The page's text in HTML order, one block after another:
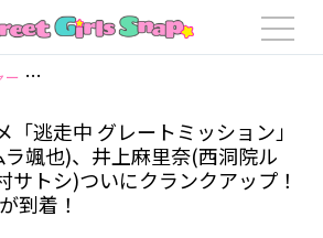
ー 【写真 6/6】アニメ「逃走中 グレートミッシ
「逃走中 グレートミッション」
颯也)、井上麻里奈(西洞院ル
サトシ)ついにクランクアップ！
到着！